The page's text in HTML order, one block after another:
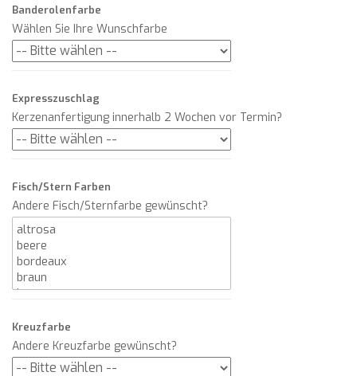
Banderolenfarbe
Wählen Sie Ihre Wunschfarbe
Expresszuschlag
Kerzenanfertigung innerhalb 2 Wochen vor Termin?
Fisch/Stern Farben
Andere Fisch/Sternfarbe gewünscht?
Kreuzfarbe
Andere Kreuzfarbe gewünscht?